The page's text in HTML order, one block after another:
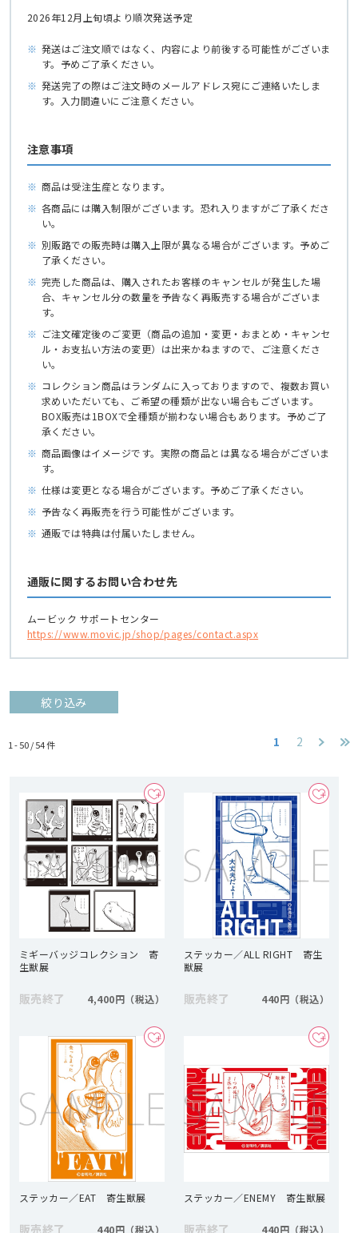
2026年12月上旬頃より順次発送予定
※ 発送はご注文順ではなく、内容により前後する可能性がございま
す。予めご了承ください。
※ 発送完了の際はご注文時のメールアドレス宛にご連絡いたしま
す。入力間違いにご注意ください。
注意事項
※ 商品は受注生産となります。
※ 各商品には購入制限がございます。恐れ入りますがご了承くださ
い。
※ 別販路での販売時は購入上限が異なる場合がございます。予めご
了承ください。
※ 完売した商品は、購入されたお客様のキャンセルが発生した場
合、キャンセル分の数量を予告なく再販売する場合がございま
す。
※ ご注文確定後のご変更（商品の追加・変更・おまとめ・キャンセ
ル・お支払い方法の変更）は出来かねますので、ご注意くださ
い。
※ コレクション商品はランダムに入っておりますので、複数お買い
求めいただいても、ご希望の種類が出ない場合もございます。
BOX販売は1BOXで全種類が揃わない場合もあります。予めご了
承ください。
※ 商品画像はイメージです。実際の商品とは異なる場合がございま
す。
※ 仕様は変更となる場合がございます。予めご了承ください。
※ 予告なく再販売を行う可能性がございます。
※ 通販では特典は付属いたしません。
通販に関するお問い合わせ先
ムービック サポートセンター
https://www.movic.jp/shop/pages/contact.aspx
絞り込み
1 - 50 /54件 1 2
ミギーバッジコレクション 寄
生獣展
販売終了 4,400円
ステッカー／ALL RIGHT 寄生
獣展
販売終了 440円
ステッカー／EAT 寄生獣展
販売終了 440円
ステッカー／ENEMY 寄生獣展
販売終了 440円